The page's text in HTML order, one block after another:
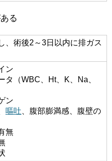
る
、術後2～3日以内に排ガス
ン
タ（WBC、Ht、K、Na、
ン
嘔吐 、腹部膨満感、腹壁の
無